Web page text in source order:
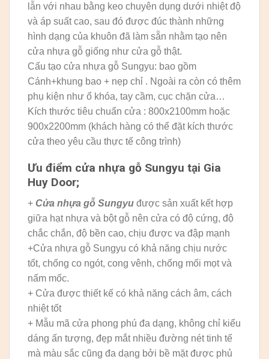
lẫn với nhau bằng keo chuyên dụng dưới nhiệt độ
và áp suất cao, sau đó được đúc thành những
hình dạng của khuôn đã làm sẵn nhằm tạo nên
cửa nhựa gỗ giống như cửa gỗ thật.
Cấu tạo cửa nhựa gỗ Sungyu: bao gồm
Cánh+khung bao + nẹp chỉ . Ngoài ra còn có thêm
phụ kiện như ổ khóa, tay cầm, cục chặn cửa…
Kích thước tiêu chuẩn cửa : 800x2100mm hoặc
900x2200mm (khách hàng có thể đặt kích thước
cửa theo yêu cầu thực tế công trình)
Ưu điểm cửa nhựa gỗ Sungyu tại Gia
Huy Door;
+ Cửa nhựa gỗ Sungyu được sản xuất kết hợp
giữa hạt nhựa và bột gỗ nên cửa có độ cứng, độ
chắc chắn, độ bền cao, chịu được va đập mạnh
+Cửa nhựa gỗ Sungyu có khả năng chịu nước
tốt, chống co ngót, cong vênh, chống mối mọt và
nấm mốc.
+ Cửa được thiết kế có khả năng cách âm, cách
nhiệt tốt
+ Mẫu mã cửa phong phú đa dạng, không chỉ kiểu
dáng ấn tượng, đẹp mắt nhiều đường nét tinh tế
mà màu sắc cũng đa dạng bởi bề mặt được phủ